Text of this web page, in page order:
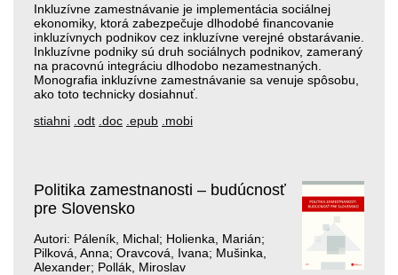
Inkluzívne zamestnávanie je implementácia sociálnej
ekonomiky, ktorá zabezpečuje dlhodobé financovanie
inkluzívnych podnikov cez inkluzívne verejné obstarávanie.
Inkluzívne podniky sú druh sociálnych podnikov, zameraný
na pracovnú integráciu dlhodobo nezamestnaných.
Monografia inkluzívne zamestnávanie sa venuje spôsobu,
ako toto technicky dosiahnuť.
stiahni .odt .doc .epub .mobi
Politika zamestnanosti – budúcnosť
pre Slovensko
Autori: Páleník, Michal; Holienka, Marián;
Pilková, Anna; Oravcová, Ivana; Mušinka,
Alexander; Pollák, Miroslav